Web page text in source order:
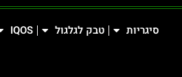
סיגריות טבק לגלגול IQOS